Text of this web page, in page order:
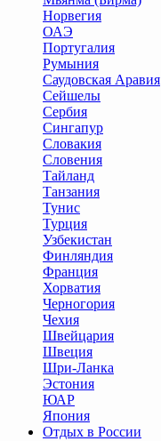
Норвегия
ОАЭ
Португалия
Румыния
Саудовская Аравия
Сейшелы
Сербия
Сингапур
Словакия
Словения
Тайланд
Танзания
Тунис
Турция
Узбекистан
Финляндия
Франция
Хорватия
Черногория
Чехия
Швейцария
Швеция
Шри-Ланка
Эстония
ЮАР
Япония
Отдых в России